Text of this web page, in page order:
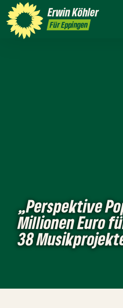
ErwinKöhler
Für Eppingen
Leichte Sprache
Wahlkreis
„Perspektive
Millionen Euro
38